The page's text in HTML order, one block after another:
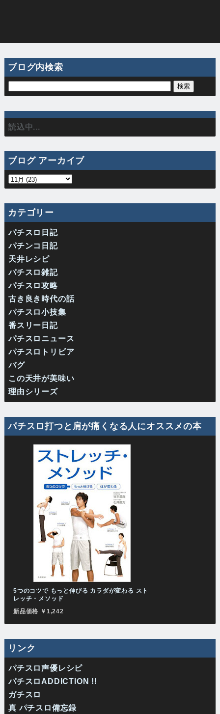
ブログ内検索
読込中...
ブログ アーカイブ
カテゴリー
パチスロ日記
パチンコ日記
天井レシピ
パチスロ雑記
パチスロ攻略
古き良き時代の話
パチスロ小技集
番スリー日記
パチスロニュース
パチスロトリビア
バグ
この天井が美味い
理由シリーズ
パチスロ打つと肩が痛くなる人にオススメの本
5つのコツで もっと伸びる カラダが変わる スト
レッチ・メソッド
新品価格 ￥1,242
リンク
パチスロ声優レシピ
パチスロADDICTION !!
ガチスロ
真 パチスロ備忘録